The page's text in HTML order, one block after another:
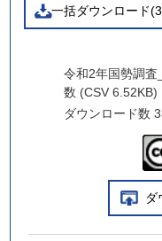
一括ダウンロード
令和2年国勢調
数 (CSV 6.52KB)
ダウンロード数
ダ